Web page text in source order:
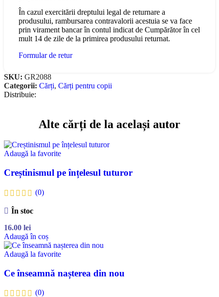
În cazul exercitării dreptului legal de returnare a
produsului, rambursarea contravalorii acestuia se va face
prin virament bancar în contul indicat de Cumpărător în cel
mult 14 de zile de la primirea produsului returnat.
Formular de retur
SKU: GR2088
Categorii: Cărți, Cărți pentru copii
Distribuie:
Alte cărți de la același autor
Adaugă la favorite
Creștinismul pe înțelesul tuturor
(0)
În stoc
16.00 lei
Adaugă în coș
Adaugă la favorite
Ce înseamnă nașterea din nou
(0)